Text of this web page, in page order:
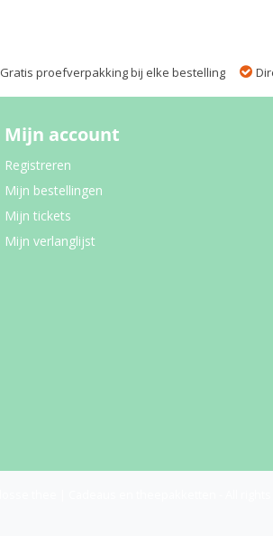
Gratis proefverpakking bij elke bestelling
Mijn account
Registreren
Mijn bestellingen
Mijn tickets
Mijn verlanglijst